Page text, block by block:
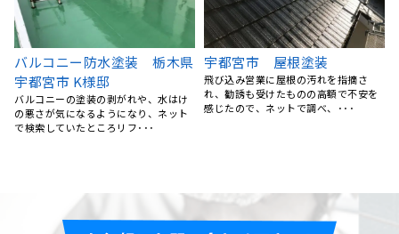
栃木県宇都宮市 屋根 カバ
ー工法 横暖ルーフｓ(グリ
ーン)
外壁などは、定期的に高圧洗浄できれ
宇都宮市 O様邸 防水工事
バルコニーから雨漏りが発生していた
ため、地元の業者さんで探していたと